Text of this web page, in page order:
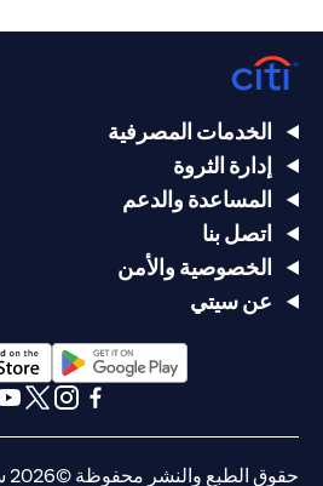
الخدمات المصرفية
إدارة الثروة
المساعدة والدعم
اتصل بنا
الخصوصية والأمن
عن سيتي
(opens in a new tab)
حقوق الطبع والنشر محفوظة ©2026 سيتي جروب انك.